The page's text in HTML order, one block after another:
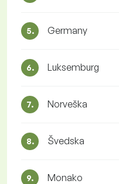
5. Germany
6. Luksemburg
7. Norveška
8. Švedska
9. Monako